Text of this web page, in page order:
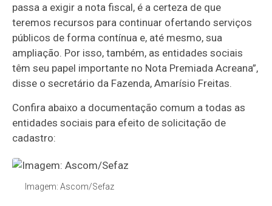
passa a exigir a nota fiscal, é a certeza de que
teremos recursos para continuar ofertando serviços
públicos de forma contínua e, até mesmo, sua
ampliação. Por isso, também, as entidades sociais
têm seu papel importante no Nota Premiada Acreana”,
disse o secretário da Fazenda, Amarísio Freitas.
Confira abaixo a documentação comum a todas as
entidades sociais para efeito de solicitação de
cadastro:
Imagem: Ascom/Sefaz